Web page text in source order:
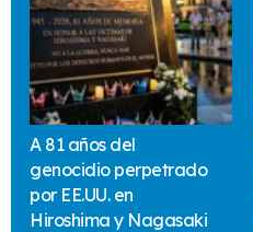
A 81 años del
genocidio perpetrado
por EE.UU. en
Hiroshima y Nagasaki